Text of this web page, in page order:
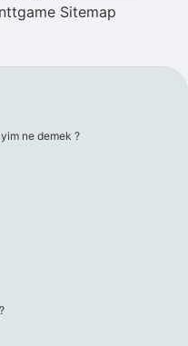
nttgame Sitemap
ne demek ?